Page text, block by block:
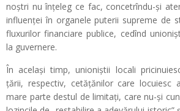
noștri nu înțeleg ce fac, concetrîndu-și
influenței în organele puterii supreme de
fluxurilor financiare publice, cedînd
la guvernere.
În același timp, unioniștii locali
țării, respectiv, cetățănilor care locuiesc
mare parte destul de limitați, care nu-și